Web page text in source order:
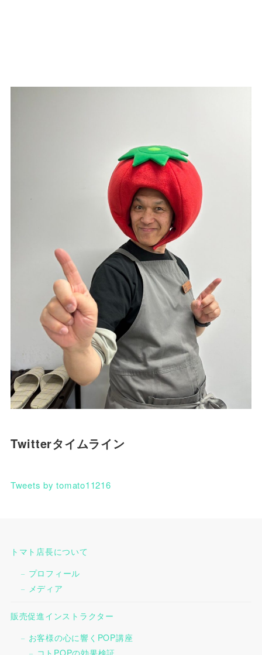
Twitterタイムライン
Tweets by tomato11216
トマト店長について
プロフィール
メディア
販売促進インストラクター
お客様の心に響くPOP講座